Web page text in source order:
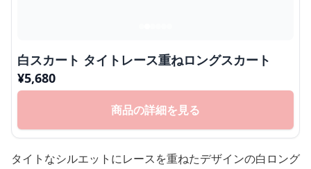
白スカート タイトレース重ねロングスカート
¥5,680
商品の詳細を見る
タイトなシルエットにレースを重ねたデザインの白ロング